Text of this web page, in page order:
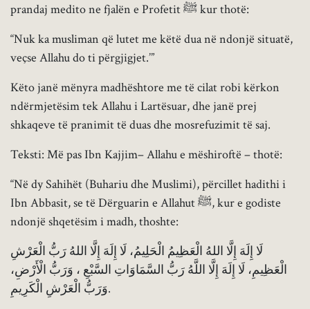
prandaj medito ne fjalën e Profetit ﷺ kur thotë:
“Nuk ka musliman që lutet me këtë dua në ndonjë situatë,
veçse Allahu do ti përgjigjet.’”
Këto janë mënyra madhështore me të cilat robi kërkon
ndërmjetësim tek Allahu i Lartësuar, dhe janë prej
shkaqeve të pranimit të duas dhe mosrefuzimit të saj.
Teksti: Më pas Ibn Kajjim– Allahu e mëshiroftë – thotë:
“Në dy Sahihët (Buhariu dhe Muslimi), përcillet hadithi i
Ibn Abbasit, se të Dërguarin e Allahut ﷺ, kur e godiste
ndonjë shqetësim i madh, thoshte:
لَا إِلَهَ إِلَّا اللهُ الْعَظِيمُ الْحَلِيمُ، لَا إِلَهَ إِلَّا اللهُ رَبُّ الْعَرْشِ
الْعَظِيمِ، لَا إِلَهَ إِلَّا اللَّهُ رَبُّ السَّمَاوَاتِ السَّبْعِ ، وَرَبُّ الْأَرْضِ،
وَرَبُّ الْعَرْشِ الْكَرِيمِ.